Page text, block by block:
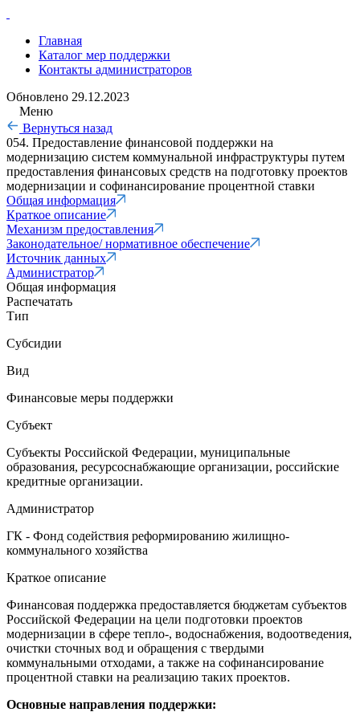
Главная
Каталог мер поддержки
Контакты администраторов
Обновлено 29.12.2023
Меню
Вернуться назад
054. Предоставление финансовой поддержки на
модернизацию систем коммунальной инфраструктуры путем
предоставления финансовых средств на подготовку проектов
модернизации и софинансирование процентной ставки
Общая информация
Краткое описание
Механизм предоставления
Законодательное/ нормативное обеспечение
Источник данных
Администратор
Общая информация
Распечатать
Тип
Субсидии
Вид
Финансовые меры поддержки
Субъект
Субъекты Российской Федерации, муниципальные
образования, ресурсоснабжающие организации, российские
кредитные организации.
Администратор
ГК - Фонд содействия реформированию жилищно-
коммунального хозяйства
Краткое описание
Финансовая поддержка предоставляется бюджетам субъектов
Российской Федерации на цели подготовки проектов
модернизации в сфере тепло-, водоснабжения, водоотведения,
очистки сточных вод и обращения с твердыми
коммунальными отходами, а также на софинансирование
процентной ставки на реализацию таких проектов.
Основные направления поддержки: